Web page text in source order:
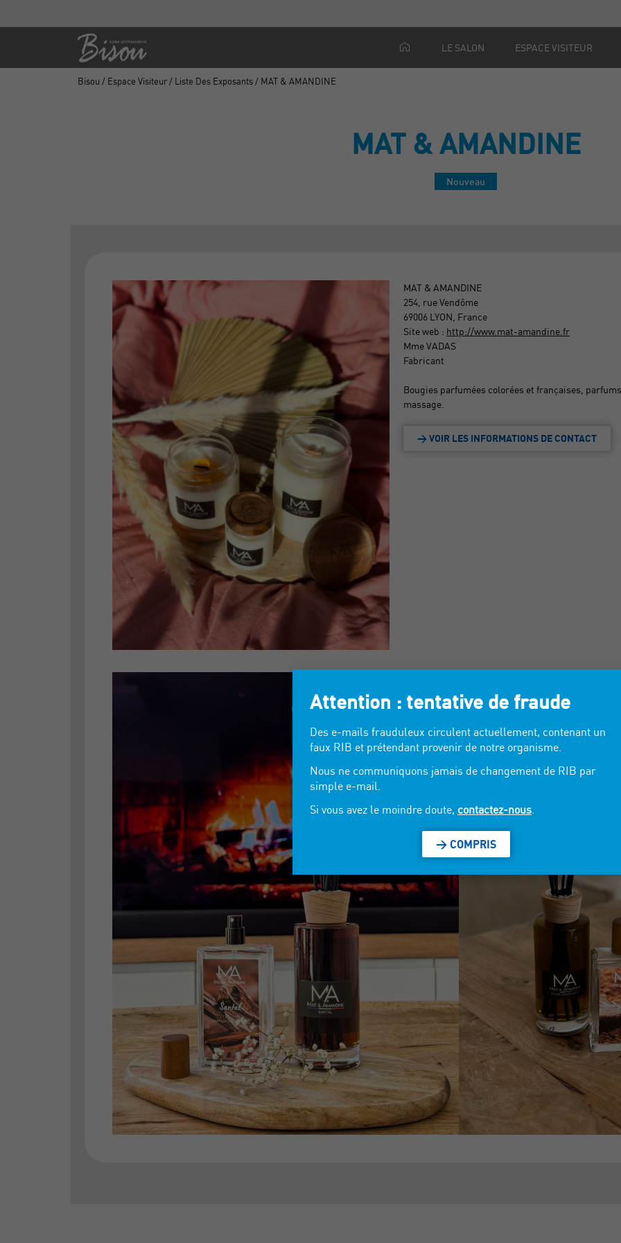
LE SALON ESPACE VISITEUR
Bisou / Espace Visiteur / Liste Des Exposants / MAT & AMANDINE
MAT & AMANDINE
Nouveau
MAT & AMANDINE
254, rue Vendôme
69006 LYON, France
Site web : http://www.mat-amandine.fr
Mme VADAS
Fabricant
Bougies parfumées colorées et françaises,
massage.
> VOIR LES INFORMATIONS DE CONTACT
Attention : tentative de fraude
Des e-mails frauduleux circulent actuellement, contenant un
faux RIB et prétendant provenir de notre organisme.
Nous ne communiquons jamais de changement de RIB par
simple e-mail.
Si vous avez le moindre doute, contactez-nous.
> COMPRIS